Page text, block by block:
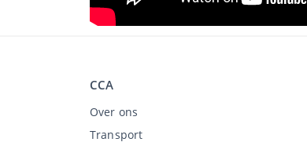
CCA
Over ons
Transport